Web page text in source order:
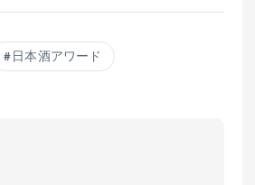
e
e
n
a
日本酒アワード